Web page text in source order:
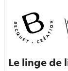
Le linge de